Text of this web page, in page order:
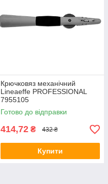
Крючковяз механічний
Lineaeffe PROFESSIONAL
7955105
Готово до відправки
414,72 ₴ 432 ₴
Купити